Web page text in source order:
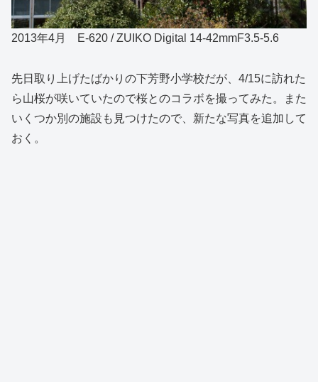
2013年4月 E-620 / ZUIKO Digital 14-42mmF3.5-5.6
先日取り上げたばかりの下芳野小学校だが、4/15に訪れた
ら山桜が咲いていたので桜とのコラボを撮ってみた。また
いくつか別の施設も見つけたので、新たな写真を追加して
おく。